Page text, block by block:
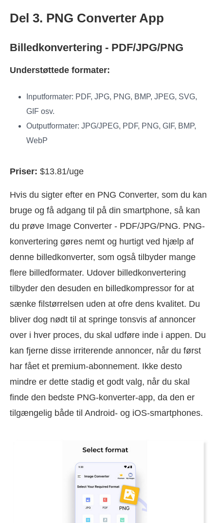
Del 3. PNG Converter App
Billedkonvertering - PDF/JPG/PNG
Understøttede formater:
Inputformater: PDF, JPG, PNG, BMP, JPEG, SVG,
GIF osv.
Outputformater: JPG/JPEG, PDF, PNG, GIF, BMP,
WebP
Priser: $13.81/uge
Hvis du sigter efter en PNG Converter, som du kan
bruge og få adgang til på din smartphone, så kan
du prøve Image Converter - PDF/JPG/PNG. PNG-
konvertering gøres nemt og hurtigt ved hjælp af
denne billedkonverter, som også tilbyder mange
flere billedformater. Udover billedkonvertering
tilbyder den desuden en billedkompressor for at
sænke filstørrelsen uden at ofre dens kvalitet. Du
bliver dog nødt til at springe tonsvis af annoncer
over i hver proces, du skal udføre inde i appen. Du
kan fjerne disse irriterende annoncer, når du først
har fået et premium-abonnement. Ikke desto
mindre er dette stadig et godt valg, når du skal
finde den bedste PNG-konverter-app, da den er
tilgængelig både til Android- og iOS-smartphones.